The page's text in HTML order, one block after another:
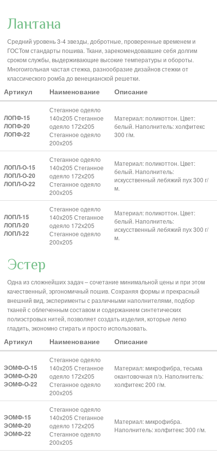
Лантана
Средний уровень 3-4 звезды, добротные, проверенные временем и
ГОСТом стандарты пошива. Ткани, зарекомендовавшие себя долгим
сроком службы, выдерживающие высокие температуры и обороты.
Многоигольная частая стежка, разнообразие дизайнов стежки от
классического ромба до венецианской решетки.
Артикул Наименование Описание
ЛОПФ-15
ЛОПФ-20
ЛОПФ-22
Стеганное одеяло
140х205 Стеганное
одеяло 172х205
Стеганное одеяло
200х205
Материал: поликоттон. Цвет:
белый. Наполнитель: холфитекс
300 г/м.
ЛОПЛ-О-15
ЛОПЛ-О-20
ЛОПЛ-О-22
Стеганное одеяло
140х205 Стеганное
одеяло 172х205
Стеганное одеяло
200х205
Материал: поликоттон. Цвет:
белый. Наполнитель:
искусственный лебяжий пух 300 г/
м.
ЛОПЛ-15
ЛОПЛ-20
ЛОПЛ-22
Стеганное одеяло
140х205 Стеганное
одеяло 172х205
Стеганное одеяло
200х205
Материал: поликоттон. Цвет:
белый. Наполнитель:
искусственный лебяжий пух 300 г/
м.
Эстер
Одна из сложнейших задач – сочетание минимальной цены и при этом
качественный, эргономичный пошив. Сохраняя формы и прекрасный
внешний вид, эксперименты с различными наполнителями, подбор
тканей с облегченным составом и содержанием синтетических
полиэстровых нитей, позволяет создать изделия, которые легко
гладить, экономно стирать и просто использовать.
Артикул Наименование Описание
ЭОМФ-О-15
ЭОМФ-О-20
ЭОМФ-О-22
Стеганное одеяло
140х205 Стеганное
одеяло 172х205
Стеганное одеяло
200х205
Материал: микрофибра, тесьма
окантовочная п/э. Наполнитель:
холфитекс 200 г/м.
ЭОМФ-15
ЭОМФ-20
ЭОМФ-22
Стеганное одеяло
140х205 Стеганное
одеяло 172х205
Стеганное одеяло
200х205
Материал: микрофибра.
Наполнитель: холфитекс 300 г/м.